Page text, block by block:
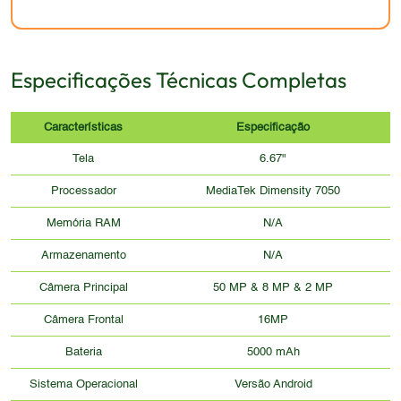
Especificações Técnicas Completas
Características Especificação
Tela 6.67"
Processador MediaTek Dimensity 7050
Memória RAM N/A
Armazenamento N/A
Câmera Principal 50 MP & 8 MP & 2 MP
Câmera Frontal 16MP
Bateria 5000 mAh
Sistema Operacional Versão Android